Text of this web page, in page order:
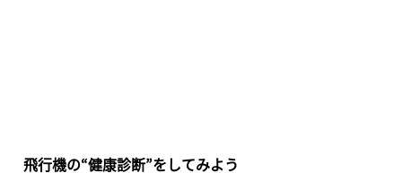
飛行機の“健康診断”をしてみよう